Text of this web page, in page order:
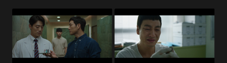
ことを不思議に思い爆発物テロ専門
家のユジンに相談する。そんなな
か、被害者ソン・ワンギがかつて記
者だったことが分かる。ワンギは35
年前に起きた連続爆発事件、通
称“キマイラ事件”を…。
現場でハン班長がライターらしき物
を隠していたことを思い出す。犯行
の足取りを追っていたジェファン
は、犯人のアジトらしき部屋で爆発
に巻き込まれ重傷を負う。その部屋
の壁にはキマイラの絵が…。